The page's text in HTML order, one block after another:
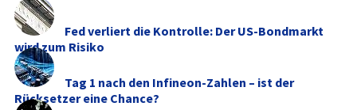
Fed verliert die Kontrolle: Der US-Bondmarkt
wird zum Risiko
Tag 1 nach den Infineon-Zahlen – ist der
Rücksetzer eine Chance?